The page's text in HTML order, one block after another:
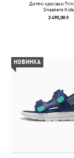
Дитячі кросівки
Sneakers Kids
2 490,00 ₴
НОВИНКА